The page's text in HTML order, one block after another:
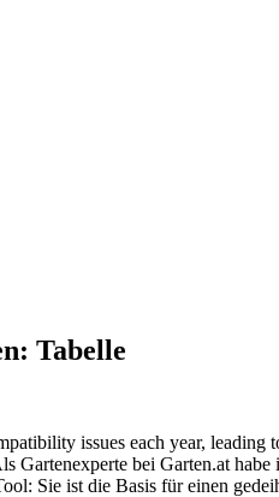
Tabelle
issues each year,
Gartenexperte bei Garten.at habe
Sie ist die Basis für einen